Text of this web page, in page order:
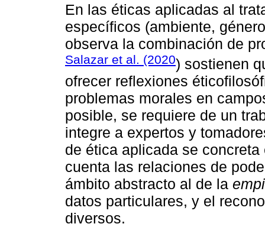
En las éticas aplicadas al
específicos (ambiente,
observa la combinación de
Salazar et al. (2020) sostienen
ofrecer reflexiones
problemas morales en
posible, se requiere de un
integre a expertos y
de ética aplicada se
cuenta las relaciones de
ámbito abstracto al de la
datos particulares, y el
diversos.